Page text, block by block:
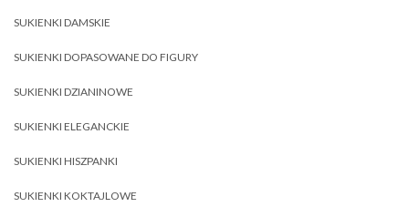
SUKIENKI DAMSKIE
SUKIENKI DOPASOWANE DO FIGURY
SUKIENKI DZIANINOWE
SUKIENKI ELEGANCKIE
SUKIENKI HISZPANKI
SUKIENKI KOKTAJLOWE